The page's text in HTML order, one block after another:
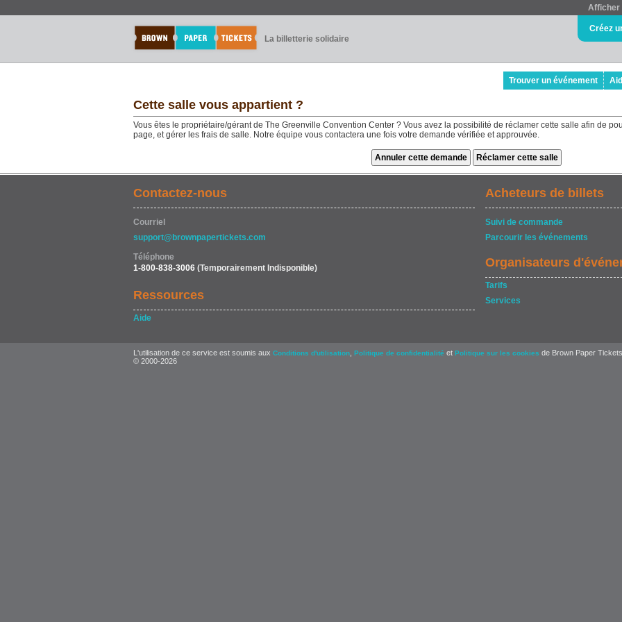
Afficher
La billetterie solidaire
Créez
Trouver un événement
Cette salle vous appartient ?
Vous êtes le propriétaire/gérant de The Greenville Convention Center ? Vous avez la possibilité de réclamer cette salle afin de
page, et gérer les frais de salle. Notre équipe vous contactera une fois votre demande vérifiée et approuvée.
Contactez-nous
Courriel
support@brownpapertickets.com
Téléphone
1-800-838-3006 (Temporairement Indisponible)
Ressources
Aide
Acheteurs de billets
Suivi de commande
Parcourir les événements
Organisateurs
Tarifs
Services
L'utilisation de ce service est soumis aux Conditions d'utilisation Politique de confidentialité et Politique sur les cookies de Brown Paper
© 2000-2026